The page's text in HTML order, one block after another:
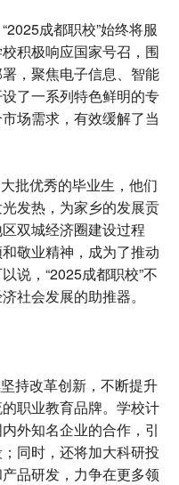
成都职校”始终将服
积极响应国家号召，围
，聚焦电子信息、智能
了一系列特色鲜明的专
场需求，有效缓解了当
批优秀的毕业生，他们
发热，为家乡的发展贡
双城经济圈建设过程
敬业精神，成为了推动
说，“2025成都职校”不
社会发展的助推器。
持改革创新，不断提升
职业教育品牌。学校计
外知名企业的合作，引
同时，还将加大科研投
品研发，力争在更多领